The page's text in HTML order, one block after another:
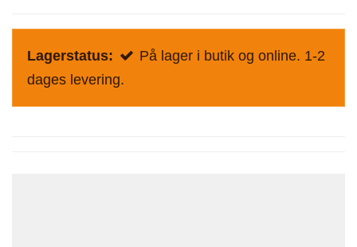
Lagerstatus:
På lager i butik og online. 1-2
dages levering.